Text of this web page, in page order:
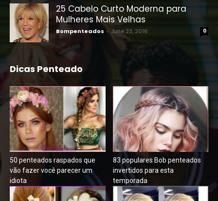
25 Cabelo Curto Moderna para
Mulheres Mais Velhas
Bompenteados - June 23, 2016 0
Dicas Penteado
50 penteados raspados que
vão fazer você parecer um
idiota
83 populares Bob penteados
invertidos para esta
temporada